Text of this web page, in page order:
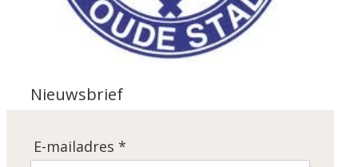
Nieuwsbrief
E-mailadres *